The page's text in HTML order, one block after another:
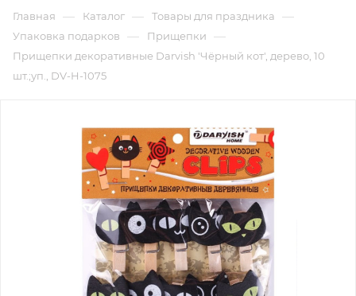
Главная — Каталог — Товары для праздника —
Упаковка подарков — Прищепки —
Прищепки декоративные Darvish 'Чёрный кот', дерево, 10
шт.;уп., DV-H-1075